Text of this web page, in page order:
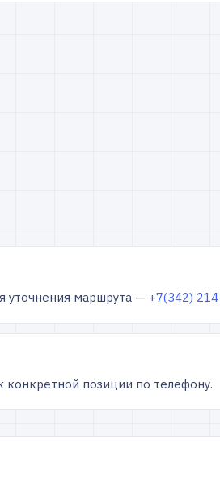
уточнения маршрута — +7(342)
конкретной позиции по телефону.